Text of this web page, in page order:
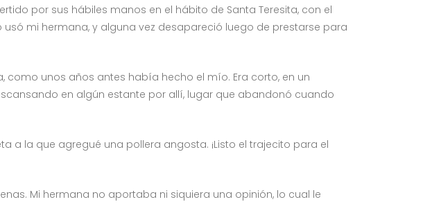
por sus hábiles manos en el hábito de Santa Teresita, con el
mi hermana, y alguna vez desapareció luego de prestarse para
unos años antes había hecho el mío. Era corto, en un
en algún estante por allí, lugar que abandonó cuando
a la que agregué una pollera angosta. ¡Listo el trajecito para el
Mi hermana no aportaba ni siquiera una opinión, lo cual le